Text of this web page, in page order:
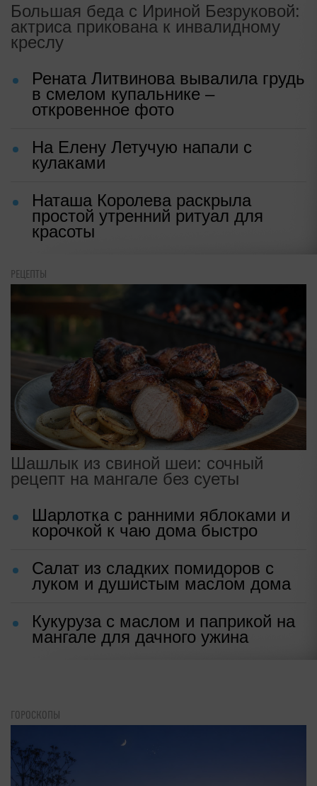
Большая беда с Ириной Безруковой:
актриса прикована к инвалидному
креслу
Рената Литвинова вывалила грудь
в смелом купальнике –
откровенное фото
На Елену Летучую напали с
кулаками
Наташа Королева раскрыла
простой утренний ритуал для
красоты
РЕЦЕПТЫ
Шашлык из свиной шеи: сочный
рецепт на мангале без суеты
Шарлотка с ранними яблоками и
корочкой к чаю дома быстро
Салат из сладких помидоров с
луком и душистым маслом дома
Кукуруза с маслом и паприкой на
мангале для дачного ужина
ГОРОСКОПЫ